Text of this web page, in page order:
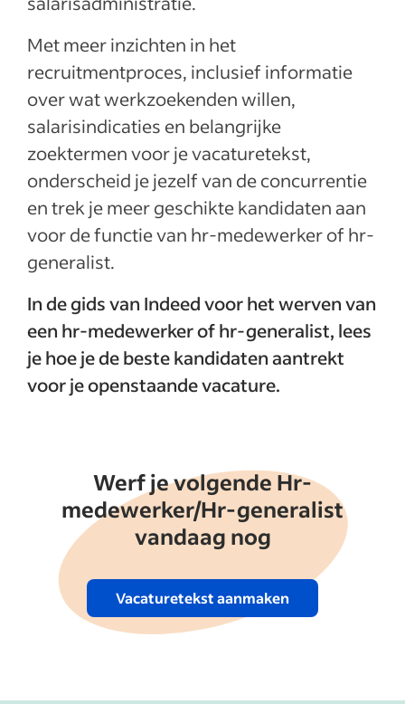
medewerkers/hr-generalisten zijn er?
Waar vind je een hr-medewerker/hr-
generalist?
Belangrijkste vaardigheden voor een hr-
medewerker/hr-generalist
Een vacaturetekst schrijven voor een hr-
medewerker/hr-generalist
Kandidaten interviewen voor de functie
van hr-medewerker/hr-generalist
Bekijk hier hoe je werft voor verschillende
functies
Meer weergeven
Met meer inzichten in het
recruitmentproces, inclusief informatie
over wat werkzoekenden willen,
salarisindicaties en belangrijke
zoektermen voor je vacaturetekst,
onderscheid je jezelf van de concurrentie
en trek je meer geschikte kandidaten aan
voor de functie van hr-medewerker of hr-
generalist.
In de gids van Indeed voor het werven van
een hr-medewerker of hr-generalist, lees
je hoe je de beste kandidaten aantrekt
voor je openstaande vacature.
Werf je volgende Hr-
medewerker/Hr-generalist
vandaag nog
Vacaturetekst aanmaken